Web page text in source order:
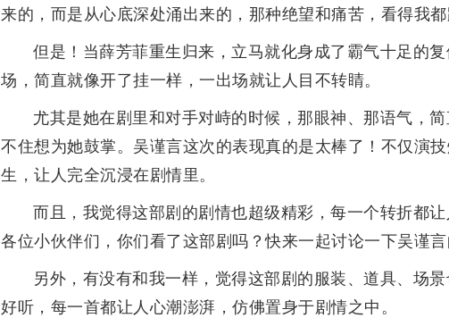
来的，而是从心底深处涌出来的，那种绝望和痛苦，看得我都
但是！当薛芳菲重生归来，立马就化身成了霸气十足的
场，简直就像开了挂一样，一出场就让人目不转睛。
尤其是她在剧里和对手对峙的时候，那眼神、那语气，
不住想为她鼓掌。吴谨言这次的表现真的是太棒了！不仅演
生，让人完全沉浸在剧情里。
而且，我觉得这部剧的剧情也超级精彩，每一个转折都让
各位小伙伴们，你们看了这部剧吗？快来一起讨论一下吴谨言
另外，有没有和我一样，觉得这部剧的服装、道具、场
好听，每一首都让人心潮澎湃，仿佛置身于剧情之中。